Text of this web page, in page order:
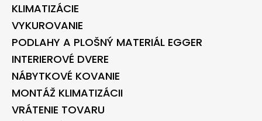
KLIMATIZÁCIE
VYKUROVANIE
PODLAHY A PLOŠNÝ MATERIÁL EGGER
INTERIEROVÉ DVERE
NÁBYTKOVÉ KOVANIE
MONTÁŽ KLIMATIZÁCII
VRÁTENIE TOVARU